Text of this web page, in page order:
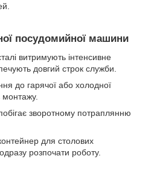
посудомийної машини
витримують інтенсивне
довгий строк служби.
до гарячої або холодної
монтажу.
зворотному потраплянню
для столових
розпочати роботу.